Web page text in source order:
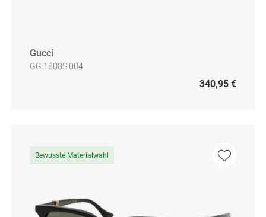
Gucci
GG 1808S 004
340,95 €
Bewusste Materialwahl